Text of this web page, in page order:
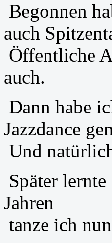
Begonnen
auch
Öffentliche
auch.
Dann habe
Jazzdance
Und
Später lernte
Jahren
tanze ich